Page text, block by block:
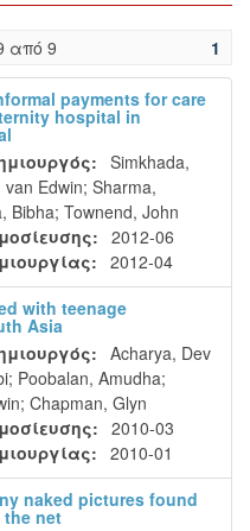
από 9 1
payments for care
hospital in
Simkhada,
Edwin; Sharma,
Bibha; Townend, John
2012-06
2012-04
with teenage
Asia
Acharya, Dev
; Poobalan, Amudha;
; Chapman, Glyn
2010-03
2010-01
naked pictures found
the net